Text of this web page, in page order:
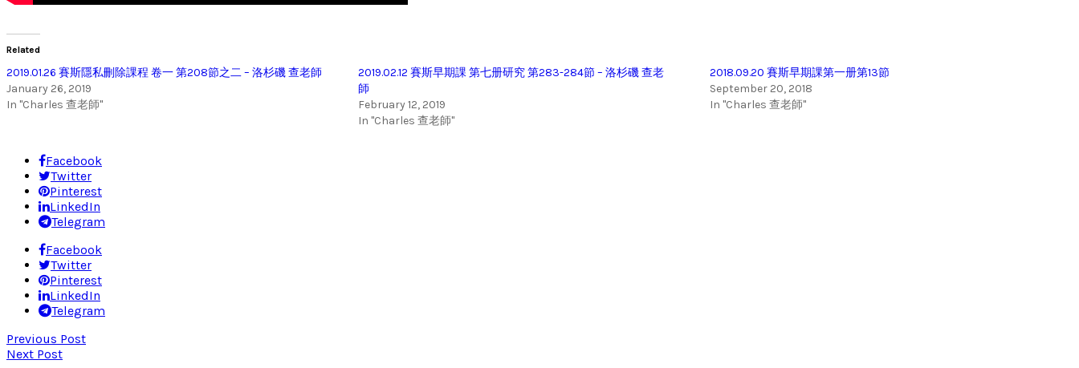
Related
2019.01.26 賽斯隱私刪除課程 卷一 第208節之二 – 洛杉磯 查老師
January 26, 2019
In "Charles 查老師"
2019.02.12 賽斯早期課 第七册研究 第283-284節 – 洛杉磯 查老
師
February 12, 2019
In "Charles 查老師"
2018.09.20 賽斯早期課第一册第13節
September 20, 2018
In "Charles 查老師"
Facebook
Twitter
Pinterest
LinkedIn
Telegram
Facebook
Twitter
Pinterest
LinkedIn
Telegram
Previous Post
Next Post